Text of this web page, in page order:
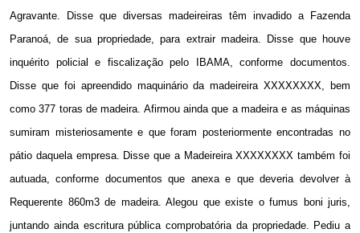
Agravante. Disse que diversas madeireiras têm invadido a Fazenda
Paranoá, de sua propriedade, para extrair madeira. Disse que houve
inquérito policial e fiscalização pelo IBAMA, conforme documentos.
Disse que foi apreendido maquinário da madeireira XXXXXXXX, bem
como 377 toras de madeira. Afirmou ainda que a madeira e as máquinas
sumiram misteriosamente e que foram posteriormente encontradas no
pátio daquela empresa. Disse que a Madeireira XXXXXXXX também foi
autuada, conforme documentos que anexa e que deveria devolver à
Requerente 860m3 de madeira. Alegou que existe o fumus boni juris,
juntando ainda escritura pública comprobatória da propriedade. Pediu a